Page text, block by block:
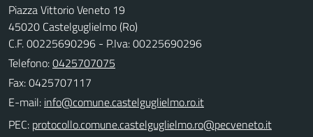
Piazza Vittorio Veneto 19
45020 Castelguglielmo (Ro)
C.F. 00225690296 - P.Iva: 00225690296
Telefono:0425707075
Fax: 0425707117
E-mail:
PEC: